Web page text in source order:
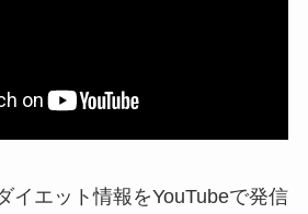
イエット情報をYouTubeで発信